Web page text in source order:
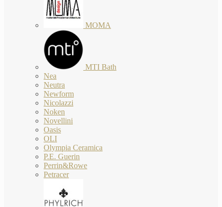
MOMA
MTI Bath
Nea
Neutra
Newform
Nicolazzi
Noken
Novellini
Oasis
OLI
Olympia Ceramica
P.E. Guerin
Perrin&Rowe
Petracer